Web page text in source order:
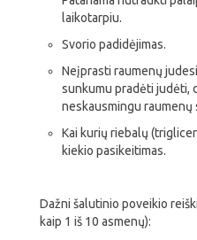
laikotarpiu.
Svorio padidėjimas.
Neįprasti raumenų
sunkumu pradėti judėti,
neskausmingu raumenų
Kai kurių riebalų
kiekio pasikeitimas.
Dažni šalutinio poveikio
kaip 1 iš 10 asmenų):